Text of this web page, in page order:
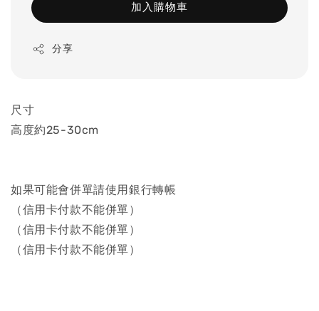
加入購物車
分享
尺寸
高度約25-30cm
如果可能會併單請使用銀行轉帳
（信用卡付款不能併單）
（信用卡付款不能併單）
（信用卡付款不能併單）